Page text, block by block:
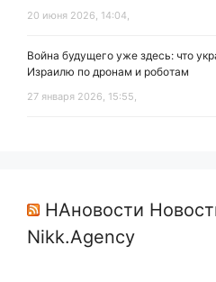
20 июня 2026, 14:04,
Война будущего уже здесь: что
Израилю по дронам и роботам
27 января 2026, 15:55,
НАновости
Nikk.Agency